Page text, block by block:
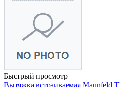
Быстрый просмотр
Вытяжка встраиваемая Maunfeld